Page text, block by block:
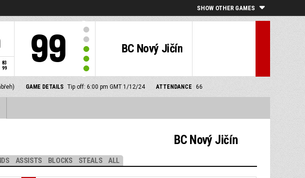
SHOW OTHER GAMES
83
99
BC Nový Jičín
99
GAME DETAILS Tip off: 6:00 pm GMT 1/12/24 ATTENDANCE 66
ASSISTS BLOCKS STEALS ALL
BC Nový Jičín